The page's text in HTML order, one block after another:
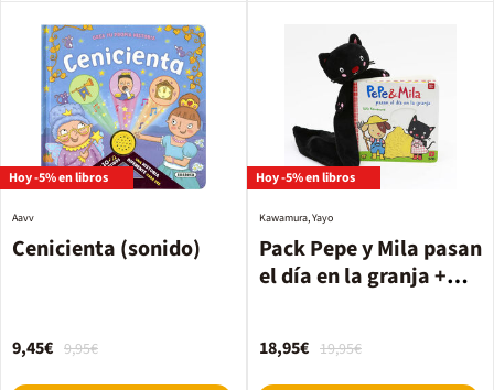
Hoy -5% en libros
Cenicienta (sonido)
Aavv
9,95€
9,45€
Hoy -5% en libros
Pack Pepe y Mila pasan
el día en la granja +
Kawamura, Yayo
19,95€
18,95€